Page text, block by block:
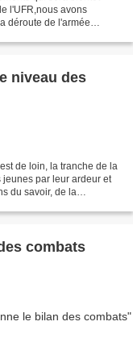
l'UFR,nous avons
déroute de l'armée
niveau des
de loin, la tranche de la
par leur ardeur et
du savoir, de la
combats